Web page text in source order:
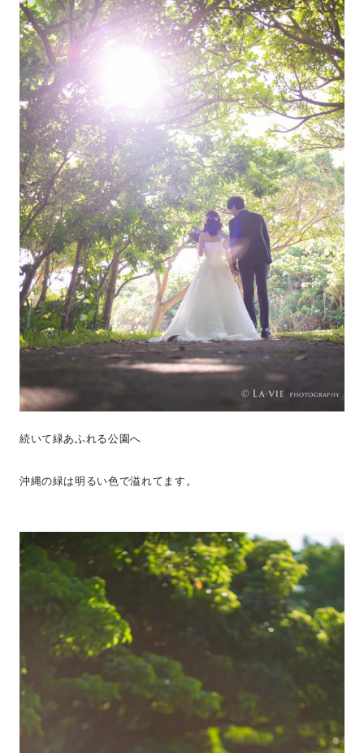
続いて緑あふれる公園へ
沖縄の緑は明るい色で溢れてます。